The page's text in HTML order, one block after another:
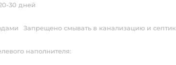
30 дней⠀
смывать в канализацию и
наполнителя:⠀